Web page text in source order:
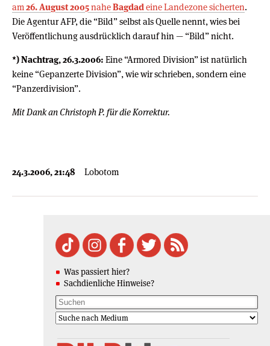
am26. August 2005naheBagdadeine Landezone sicherten.
Die Agentur AFP, die “Bild” selbst als Quelle nennt, wies bei
Veröffentlichung ausdrücklich darauf hin — “Bild” nicht.
*) Nachtrag, 26.3.2006: Eine “Armored Division” ist natürlich
keine “Gepanzerte Division”, wie wir schrieben, sondern eine
“Panzerdivision”.
Mit Dank an Christoph P. für die Korrektur.
24.3.2006, 21:48 Lobotom
Was passiert hier?
Sachdienliche Hinweise?